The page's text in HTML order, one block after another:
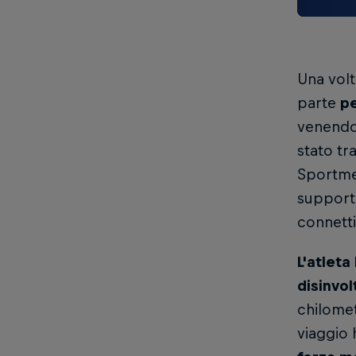
Una
parte
stato
L'atleta
viaggio